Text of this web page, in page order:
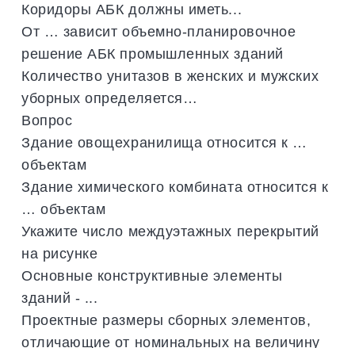
Коридоры АБК должны иметь...
От … зависит объемно-планировочное
решение АБК промышленных зданий
Количество унитазов в женских и мужских
уборных определяется…
Вопрос
Здание овощехранилища относится к …
объектам
Здание химического комбината относится к
… объектам
Укажите число междуэтажных перекрытий
на рисунке
Основные конструктивные элементы
зданий - ...
Проектные размеры сборных элементов,
отличающие от номинальных на величину